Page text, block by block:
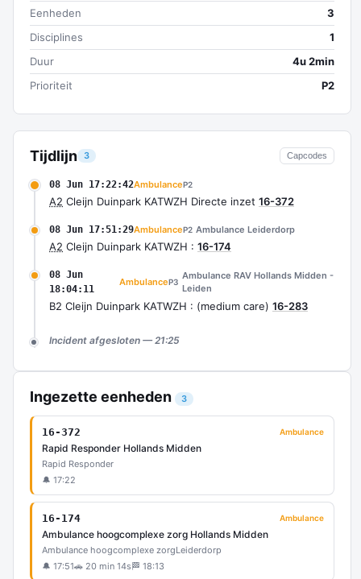
Tijdlijn 3 Capcodes
08 Jun 17:22:42AmbulanceP2
A2 Cleijn Duinpark KATWZH Directe inzet 16-372
08 Jun 17:51:29AmbulanceP2 Ambulance Leiderdorp
A2 Cleijn Duinpark KATWZH : 16-174
08 Jun
18:04:11
AmbulanceP3
Ambulance RAV Hollands Midden -
Leiden
B2 Cleijn Duinpark KATWZH : (medium care) 16-283
Incident afgesloten — 21:25
Ingezette eenheden 3
16-372 Ambulance
Rapid Responder Hollands Midden
Rapid Responder
🔔 17:22
16-174 Ambulance
Ambulance hoogcomplexe zorg Hollands Midden
Ambulance hoogcomplexe zorgLeiderdorp
🔔 17:51🚗 20 min 14s 🏁 18:13
Eenheden
3
Disciplines
1
Duur
4u 2min
Prioriteit
P2